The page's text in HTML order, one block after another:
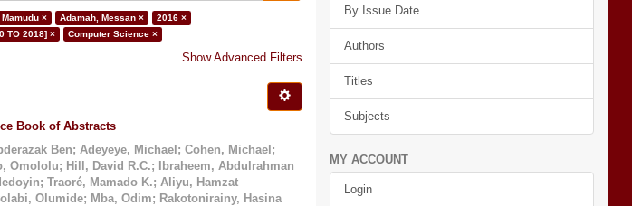
× Adamah, Messan ×
2016 ×
TO 2018] × Computer Science ×
Show Advanced Filters
Book of Abstracts
Ben; Adeyeye, Michael ; Cohen, Michael ;
Omololu; Hill, David R.C.;
Ibraheem, Abdulrahman
; Traoré, Mamado K.; Aliyu, Hamzat
Olumide; Mba, Odim; Rakotonirainy, Hasina
By Issue Date
Authors
Titles
Subjects
MY ACCOUNT
Login